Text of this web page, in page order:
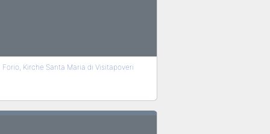
Forio, Kirche Santa Maria di Visitapoveri